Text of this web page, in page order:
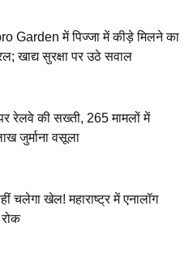
Garden में पिज्जा में कीड़े मिलने का
खाद्य सुरक्षा पर उठे सवाल
रेलवे की सख्ती, 265 मामलों में
जुर्माना वसूला
चलेगा खेल! महाराष्ट्र में एनालॉग